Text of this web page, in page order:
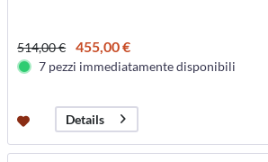
514,00 € 455,00 €
7 pezzi immediatamente disponibili
Details